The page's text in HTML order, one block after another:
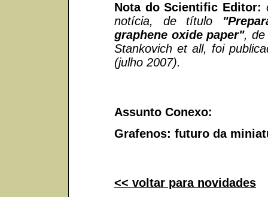
Nota do Scientific Editor:
notícia, de título
graphene oxide paper", de
Stankovich et all, foi
(julho 2007).
Assunto Conexo:
Grafenos: futuro da
<< voltar para novidades